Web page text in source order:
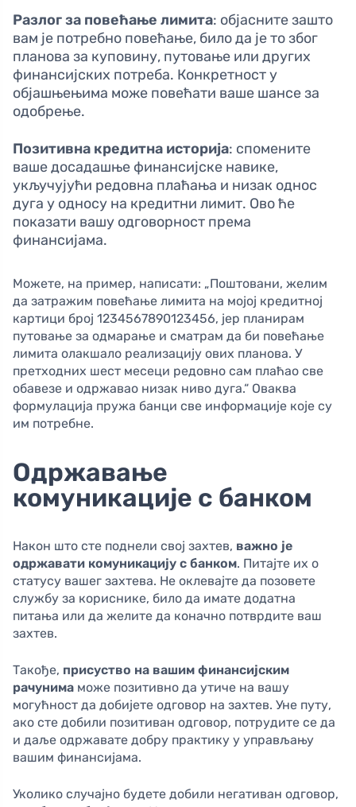
Разлог за повећање лимита: објасните зашто
вам је потребно повећање, било да је то због
планова за куповину, путовање или других
финансијских потреба. Конкретност у
објашњењима може повећати ваше шансе за
одобрење.
Позитивна кредитна историја: спомените
ваше досадашње финансијске навике,
укључујући редовна плаћања и низак однос
дуга у односу на кредитни лимит. Ово ће
показати вашу одговорност према
финансијама.
Можете, на пример, написати: „Поштовани, желим
да затражим повећање лимита на мојој кредитној
картици број 1234567890123456, јер планирам
путовање за одмарање и сматрам да би повећање
лимита олакшало реализацију ових планова. У
претходних шест месеци редовно сам плаћао све
обавезе и одржавао низак ниво дуга.“ Оваква
формулација пружа банци све информације које су
им потребне.
Одржавање
комуникације с банком
Након што сте поднели свој захтев, важно је
одржавати комуникацију с банком. Питајте их о
статусу вашег захтева. Не оклевајте да позовете
службу за кориснике, било да имате додатна
питања или да желите да коначно потврдите ваш
захтев.
Такође, присуство на вашим финансијским
рачунима може позитивно да утиче на вашу
могућност да добијете одговор на захтев. Уне путу,
ако сте добили позитиван одговор, потрудите се да
и даље одржавате добру практику у управљању
вашим финансијама.
Уколико случајно будете добили негативан одговор,